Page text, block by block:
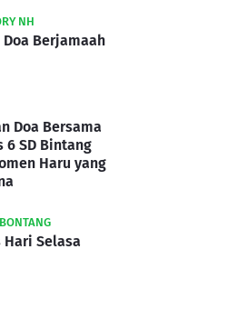
NH
Berjamaah
Doa Bersama
6 SD Bintang
Haru yang
Hari Selasa